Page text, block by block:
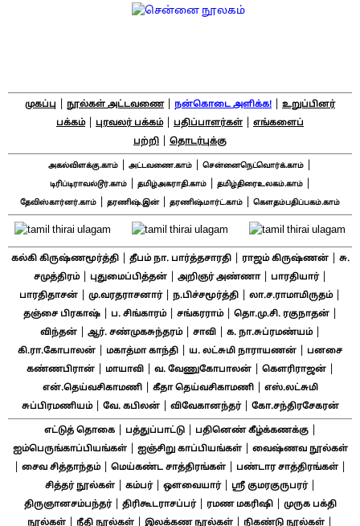
முகப்பு நூல்கள் அட்டவணை| நன்கொடை அளிக்க!
உறுப்பினர்
பக்கம்| புரவலர் பக்கம்| பதிப்பாளர்கள்
எங்களைப்
பற்றி
தொடர்புக்கு
அகல்விளக்கு.காம் அட்டவணை.காம் சென்னைநெட்வொர்க்.காம்
டிரிப்டிராவல்டூர்.காம்| தமிழ்அகராதி.காம்| தமிழ்திரைஉலகம்.காம்|
தேவிஸ்கார்னர்.காம் தரணிஷ்.இன்| தரணிஷ்மார்ட்.காம் கௌதம்பதிப்பகம்.காம்
கல்கி கிருஷ்ணமூர்த்தி| தீபம் நா. பார்த்தசாரதி| ராஜம் கிருஷ்ணன்|
சு.
சமுத்திரம்| புதுமைப்பித்தன்| அறிஞர் அண்ணா| பாரதியார்|
பாரதிதாசன் மு.வரதராசனார்| ந.பிச்சமூர்த்தி லா.ச.ராமாமிருதம்|
தஞ்சை பிரகாஷ்| ப. சிங்காரம்| சங்கரராம்| தொ.மு.சி. ரகுநாதன்|
விந்தன்| ஆர். சண்முகசுந்தரம்| சாவி| க. நா.சுப்ரமண்யம்|
கி.ரா.கோபாலன் மகாத்மா காந்தி ய. லட்சுமி நாராயணன்
பனசை
கண்ணபிரான்| மாயாவி| வ. வேணுகோபாலன்| கௌரிராஜன்|
என்.தெய்வசிகாமணி| கீதா தெய்வசிகாமணி|
எஸ்.லட்சுமி
சுப்பிரமணியம்| வே. கபிலன்| விவேகானந்தர்| கோ.சந்திரசேகரன்
எட்டுத் தொகை| பத்துப்பாட்டு| பதினெண் கீழ்க்கணக்கு|
ஐம்பெருங்காப்பியங்கள்| ஐஞ்சிறு காப்பியங்கள்| வைஷ்ணவ நூல்கள்
சைவ சித்தாந்தம்| மெய்கண்ட சாத்திரங்கள் பண்டார சாத்திரங்கள்
சித்தர் நூல்கள்| கம்பர்| ஔவையார்| ஸ்ரீ குமரகுருபரர்|
திருஞானசம்பந்தர்| திரிகூடராசப்பர்| ரமண மகரிஷி|
முருக பக்தி
நூல்கள்
நீதி நூல்கள் இலக்கண நூல்கள் நிகண்டு நூல்கள்